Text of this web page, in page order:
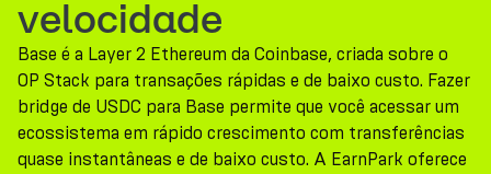
velocidade
Base é a Layer 2 Ethereum da Coinbase, criada sobre o
OP Stack para transações rápidas e de baixo custo. Fazer
bridge de USDC para Base permite que você acessar um
ecossistema em rápido crescimento com transferências
quase instantâneas e de baixo custo. A EarnPark oferece